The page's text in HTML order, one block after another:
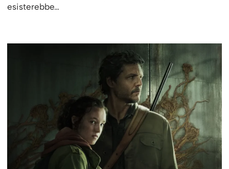
esisterebbe…